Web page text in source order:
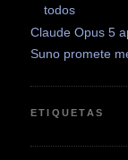
todos
Claude Opus 5
Suno promete
ETIQUETAS